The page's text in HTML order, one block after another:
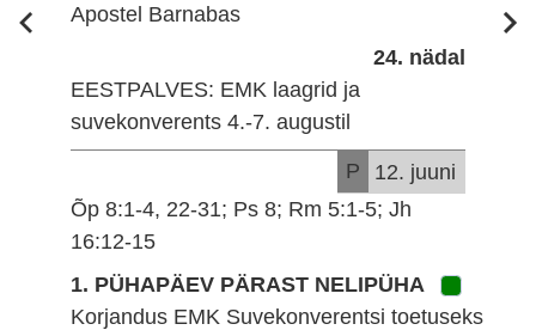
Apostel Barnabas
24. nädal
EESTPALVES: EMK laagrid ja
suvekonverents 4.-7. augustil
P
12. juuni
Õp 8:1-4, 22-31; Ps 8; Rm 5:1-5; Jh
16:12-15
1. PÜHAPÄEV PÄRAST NELIPÜHA
Korjandus EMK Suvekonverentsi toetuseks